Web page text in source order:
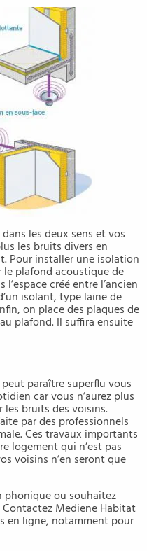
les deux sens et vos
les bruits divers en
Pour installer une isolation
plafond acoustique de
créé entre l’ancien
isolant, type laine de
on place des plaques de
plafond. Il suffira ensuite
paraître superflu vous
car vous n’aurez plus
bruits des voisins.
par des professionnels
Ces travaux importants
logement qui n’est pas
voisins n’en seront que
phonique ou souhaitez
Mediene Habitat
en ligne, notamment pour